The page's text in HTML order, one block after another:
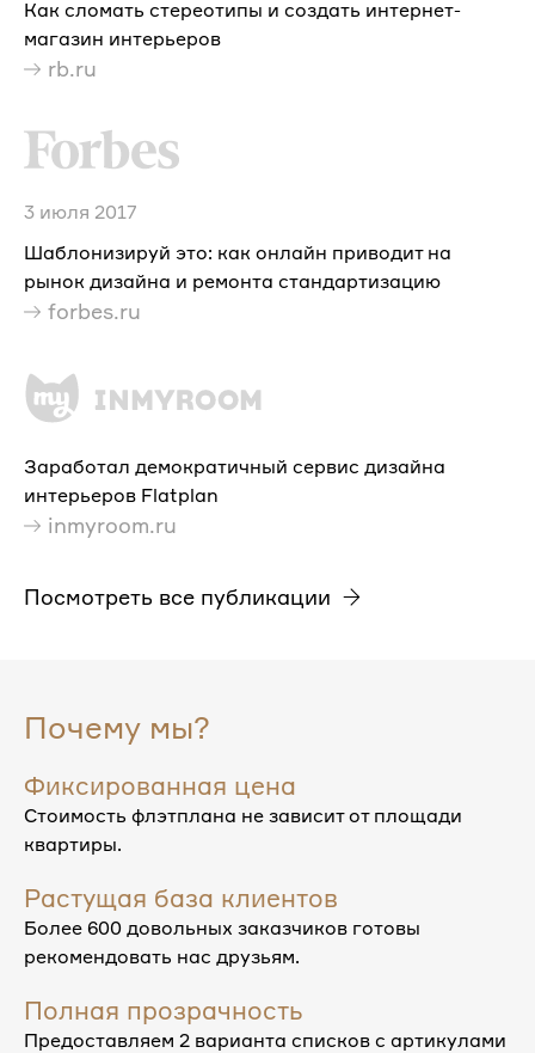
Как сломать стереотипы и создать интернет-
магазин интерьеров
rb.ru
3 июля 2017
Шаблонизируй это: как онлайн приводит на
рынок дизайна и ремонта стандартизацию
forbes.ru
Заработал демократичный сервис дизайна
интерьеров Flatplan
inmyroom.ru
Посмотреть все публикации
Почему мы?
Фиксированная цена
Стоимость флэтплана не зависит от площади
квартиры.
Растущая база клиентов
Более 600 довольных заказчиков готовы
рекомендовать нас друзьям.
Полная прозрачность
Предоставляем 2 варианта списков с артикулами